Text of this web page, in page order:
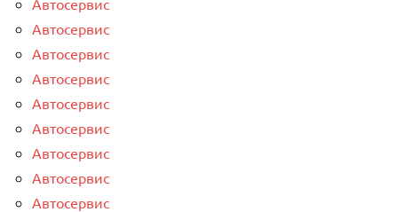
Автосервис
Автосервис
Автосервис
Автосервис
Автосервис
Автосервис
Автосервис
Автосервис